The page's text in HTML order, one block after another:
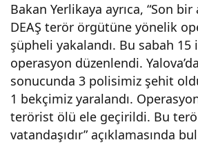
Bakan Yerlikaya ayrıca, “Son
DEAŞ terör örgütüne yönelik
şüpheli yakalandı. Bu sabah 15
operasyon düzenlendi.
sonucunda 3 polisimiz şehit
1 bekçimiz yaralandı.
terörist ölü ele geçirildi. Bu
vatandaşıdır” açıklamasında
ope
rasy
onu
nda